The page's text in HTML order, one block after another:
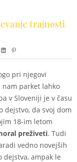
trajnosti
pri njegovi
parket lahko
v Sloveniji je v času
dejstvo, da svoj dom
18-im letom
preživeti. Tudi
vedno novejših
dejstva, ampak le